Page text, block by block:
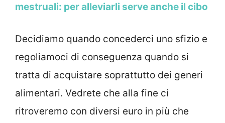
mestruali: per alleviarli serve anche il cibo
Decidiamo quando concederci uno sfizio e
regoliamoci di conseguenza quando si
tratta di acquistare soprattutto dei generi
alimentari. Vedrete che alla fine ci
ritroveremo con diversi euro in più che